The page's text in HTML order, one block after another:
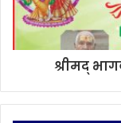
श्रीमद्